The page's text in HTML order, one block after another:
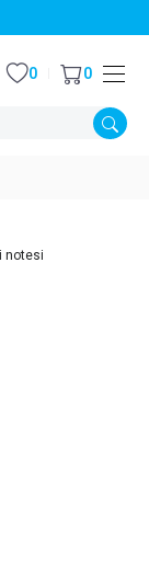
0 0
notesi